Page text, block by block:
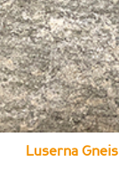
Luserna Gneis